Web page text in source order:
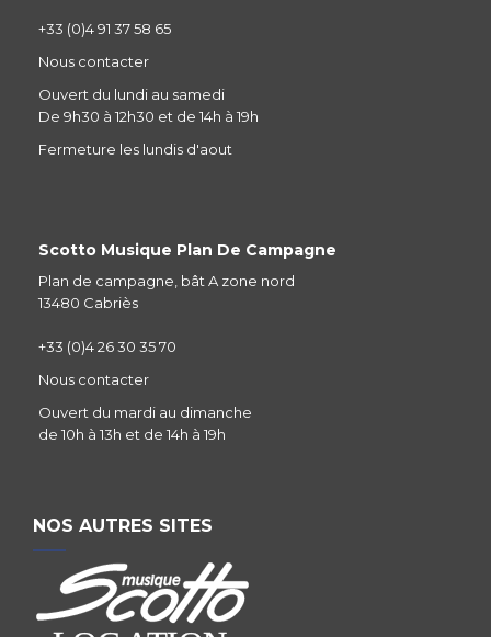
+33 (0)4 91 37 58 65
Nous contacter
Ouvert du lundi au samedi
De 9h30 à 12h30 et de 14h à 19h
Fermeture les lundis d'aout
Scotto Musique Plan De Campagne
Plan de campagne, bât A zone nord
13480 Cabriès
+33 (0)4 26 30 35 70
Nous contacter
Ouvert du mardi au dimanche
de 10h à 13h et de 14h à 19h
NOS AUTRES SITES